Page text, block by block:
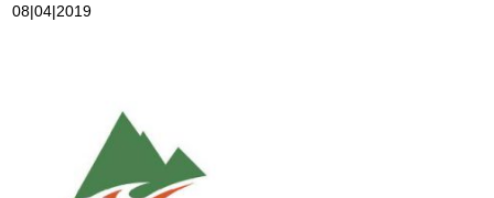
08|04|2019